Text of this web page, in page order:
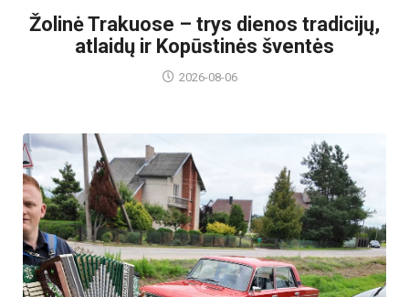
Žolinė Trakuose – trys dienos tradicijų,
atlaidų ir Kopūstinės šventės
2026-08-06